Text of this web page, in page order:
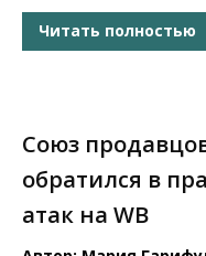
Читать полностью
Союз
обратился в
атак на WB